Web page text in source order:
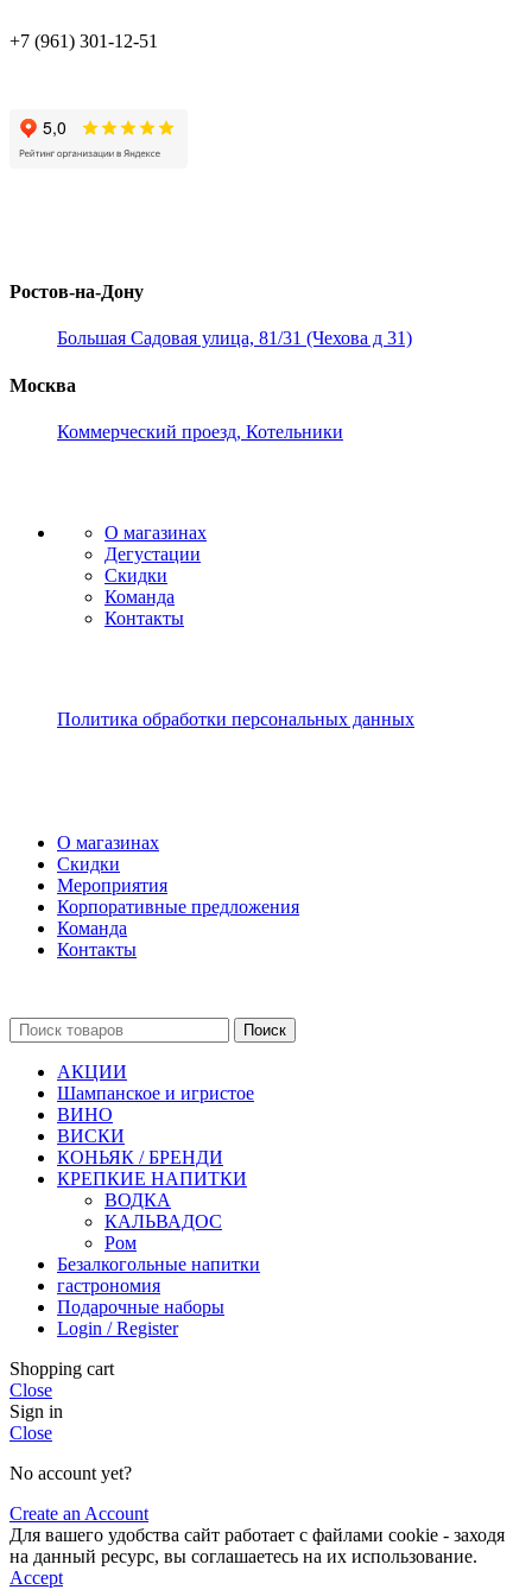
+7 (961) 301-12-51
Ростов-на-Дону
Большая Садовая улица, 81/31 (Чехова д 31)
Москва
Коммерческий проезд, Котельники
О магазинах
Дегустации
Скидки
Команда
Контакты
Политика обработки персональных данных
О магазинах
Скидки
Мероприятия
Корпоративные предложения
Команда
Контакты
Поиск
АКЦИИ
Шампанское и игристое
ВИНО
ВИСКИ
КОНЬЯК / БРЕНДИ
КРЕПКИЕ НАПИТКИ
ВОДКА
КАЛЬВАДОС
Ром
Безалкогольные напитки
гастрономия
Подарочные наборы
Login / Register
Shopping cart
Close
Sign in
Close
No account yet?
Create an Account
Для вашего удобства сайт работает с файлами cookie - заходя
на данный ресурс, вы соглашаетесь на их использование.
Accept